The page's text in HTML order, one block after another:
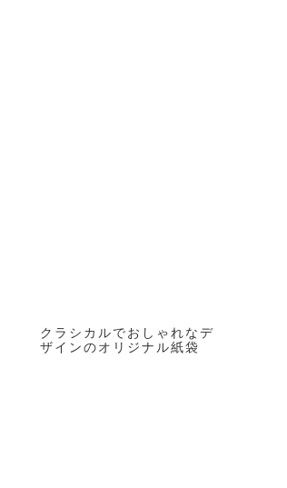
クラシカルでおしゃれなデ
ザインのオリジナル紙袋